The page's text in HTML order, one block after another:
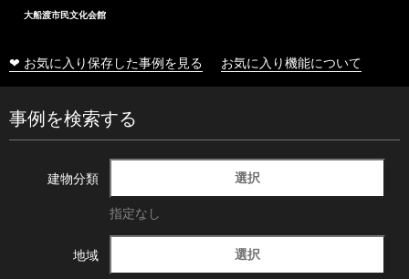
大船渡市民文化会館
❤ お気に入り保存した事例を見る お気に入り機能について
事例を検索する
建物分類 選択
指定なし
地域 選択